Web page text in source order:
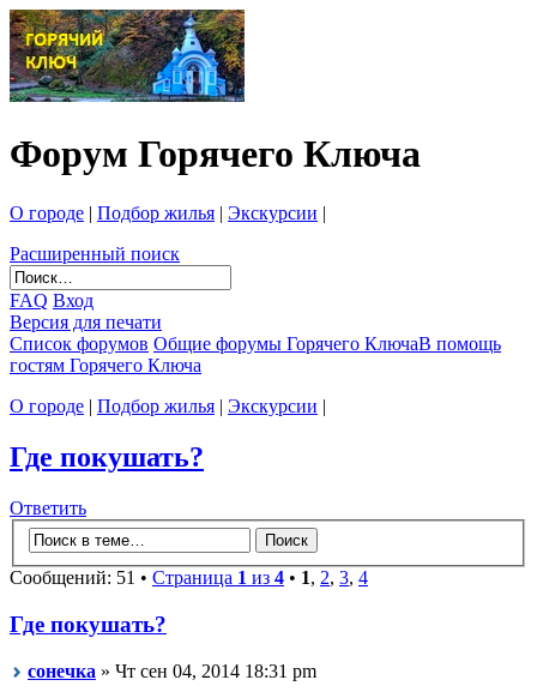
Форум Горячего Ключа
О городе | Подбор жилья | Экскурсии |
Расширенный поиск
FAQ Вход
Версия для печати
Список форумов Общие форумы Горячего КлючаВ помощь
гостям Горячего Ключа
О городе | Подбор жилья | Экскурсии |
Где покушать?
Ответить
Сообщений: 51 • Страница 1 из 4 • 1, 2, 3, 4
Где покушать?
сонечка » Чт сен 04, 2014 18:31 pm